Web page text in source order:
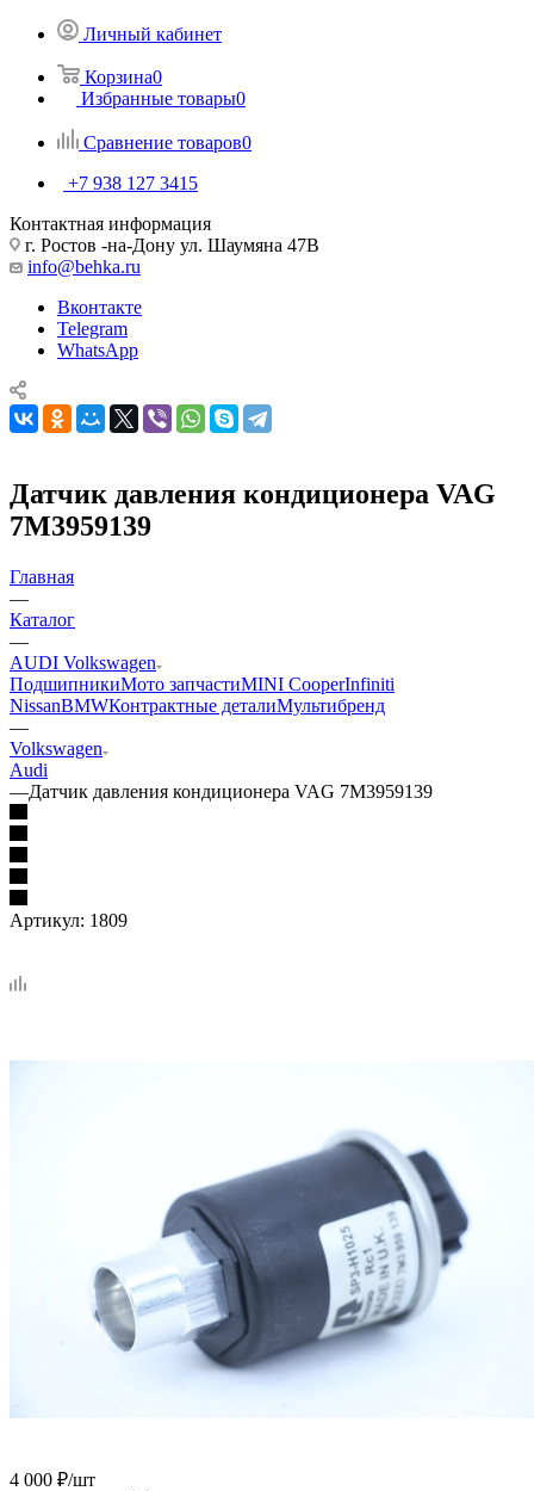
Личный кабинет
Корзина0
Избранные товары0
Сравнение товаров0
+7 938 127 3415
Контактная информация
г. Ростов -на-Дону ул. Шаумяна 47В
info@behka.ru
Вконтакте
Telegram
WhatsApp
Датчик давления кондиционера VAG
7M3959139
Главная
—
Каталог
—
AUDI Volkswagen
ПодшипникиМото запчастиMINI CooperInfiniti
NissanBMWКонтрактные деталиМультибренд
—
Volkswagen
Audi
—Датчик давления кондиционера VAG 7M3959139
Артикул: 1809
4 000 ₽/шт